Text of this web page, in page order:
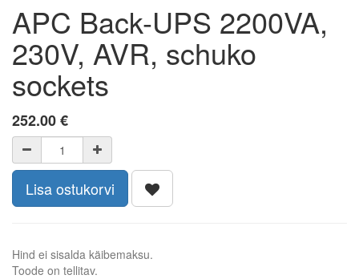
APC Back-UPS 2200VA,
230V, AVR, schuko
sockets
252.00€
Lisa ostukorvi
Hind ei sisalda käibemaksu.
Toode on tellitav.